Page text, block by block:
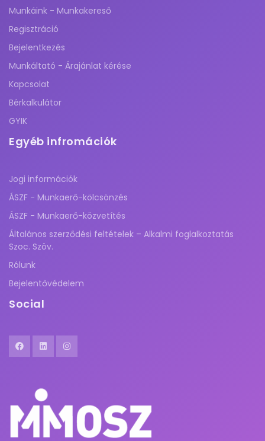
Munkáink - Munkakereső
Regisztráció
Bejelentkezés
Munkáltató - Árajánlat kérése
Kapcsolat
Bérkalkulátor
GYIK
Egyéb infromációk
Jogi információk
ÁSZF - Munkaerő-kölcsönzés
ÁSZF - Munkaerő-közvetítés
Általános szerződési feltételek – Alkalmi foglalkoztatás
Szoc. Szöv.
Rólunk
Bejelentővédelem
Social